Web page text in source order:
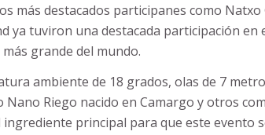
más destacados participanes como
ya tuviron una destacada participación
grande del mundo.
ambiente de 18 grados, olas de 7
Nano Riego nacido en Camargo y otros
ingrediente principal para que este evento